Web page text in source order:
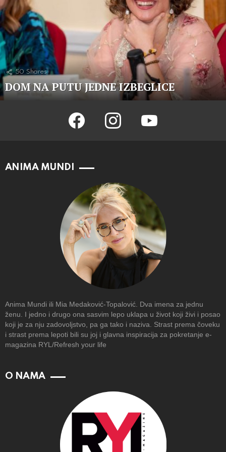
50 Shares
DOM NA PUTU JEDNE IZBEGLICE
facebook instagram youtube
ANIMA MUNDI
Anima Mundi ili Mia Medaković-Topalović. Dva imena za jednu
ženu. I jedno i drugo ona sasvim lepo uklapa u život koji živi i posao
koji je za nju zadovoljstvo, pa ga tako i naziva. Strast prema čoveku
i strast prema lepoti bili su joj i glavna inspiracija za pokretanje e-
magazina RYL/Refresh your life
O NAMA